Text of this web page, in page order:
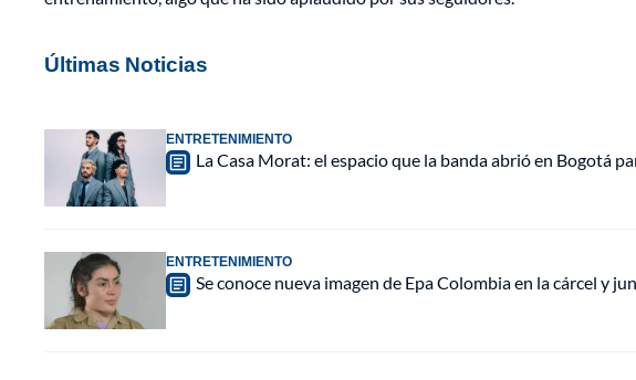
Últimas Noticias
ENTRETENIMIENTO
La Casa Morat: el espacio que la banda abrió en Bogotá
ENTRETENIMIENTO
Se conoce nueva imagen de Epa Colombia en la cárcel y